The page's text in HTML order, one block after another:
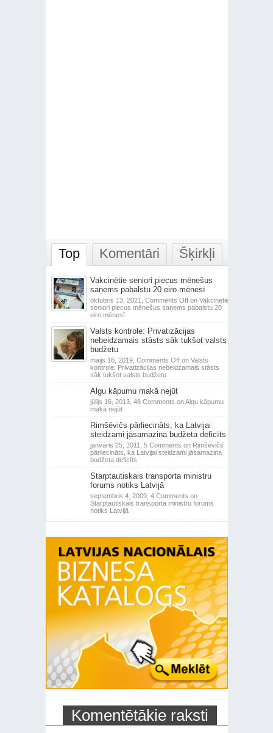
Top Komentāri Šķirkļi
Vakcinētie seniori piecus mēnešus
saņems pabalstu 20 eiro mēnesī
oktobris 13, 2021, Comments Offon Vakcinētie
seniori piecus mēnešus saņems pabalstu 20
eiro mēnesī
Valsts kontrole: Privatizācijas
nebeidzamais stāsts sāk tukšot valsts
budžetu
maijs 16, 2019, Comments Offon Valsts
kontrole: Privatizācijas nebeidzamais stāsts
sāk tukšot valsts budžetu
Algu kāpumu makā nejūt
jūlijs 16, 2013, 48 Comments on Algu kāpumu
makā nejūt
Rimšēvičs pārliecināts, ka Latvijai
steidzami jāsamazina budžeta deficīts
janvāris 25, 2011, 5 Comments on Rimšēvičs
pārliecināts, ka Latvijai steidzami jāsamazina
budžeta deficīts
Starptautiskais transporta ministru
forums notiks Latvijā
septembris 4, 2009, 4 Comments on
Starptautiskais transporta ministru forums
notiks Latvijā
Komentētākie raksti